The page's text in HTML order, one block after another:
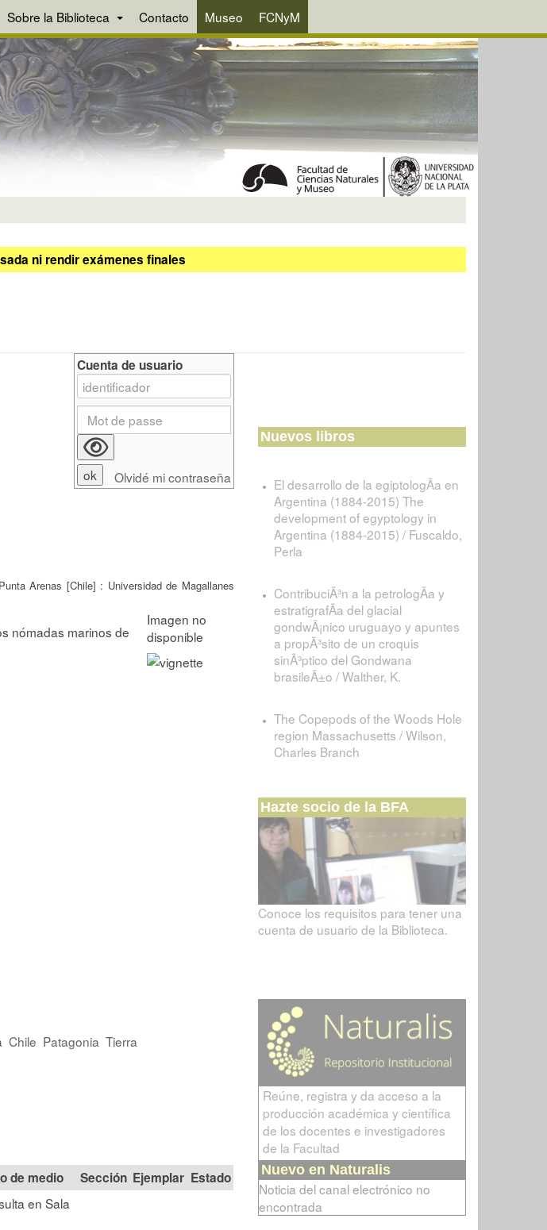
Sobre la Biblioteca Contacto Museo FCNyM
ni rendir exámenes finales
Arenas [Chile] : Universidad de Magallanes
nómadas marinos de
Chile Patagonia Tierra
de medio Sección
Estado
en Sala
Cuenta de usuario
Olvidé mi contraseña
Nuevos libros
El desarrollo de la egiptologÃ­a en
Argentina (1884-2015) The
development of egyptology in
Argentina (1884-2015) / Fuscaldo,
Perla
ContribuciÃ³n a la petrologÃ­a y
estratigrafÃ­a del glacial
gondwÃ¡nico uruguayo y apuntes
a propÃ³sito de un croquis
sinÃ³ptico del Gondwana
brasileÃ±o / Walther, K.
The Copepods of the Woods Hole
region Massachusetts / Wilson,
Charles Branch
Hazte socio de la BFA
Conoce los requisitos para tener una
cuenta de usuario de la Biblioteca.
Reúne, registra y da acceso a la
producción académica y científica
de los docentes e investigadores
de la Facultad
Nuevo en Naturalis
Noticia del canal electrónico no
encontrada